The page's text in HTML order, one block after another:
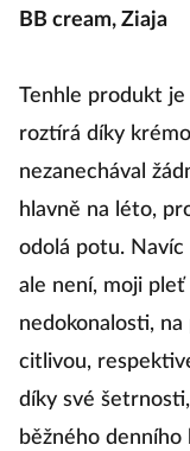
BB cream, Ziaja
Tenhle produkt je
roztírá díky
nezanechával
hlavně na léto,
odolá potu. Navíc
ale není, moji
nedokonalosti,
citlivou,
díky své
běžného denního